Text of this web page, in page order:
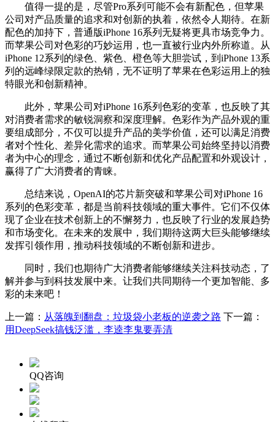
值得一提的是，尽管Pro系列可能不会有新配色，但苹果
公司对产品质量的追求和对创新的执着，依然令人期待。在新
配色的加持下，普通版iPhone 16系列无疑将更具市场竞争力。
而苹果公司对色彩的巧妙运用，也一直被行业内外所称道。从
iPhone 12系列的绿色、紫色、橙色等大胆尝试，到iPhone 13系
列的远峰绿限定款的热销，无不证明了苹果在色彩运用上的独
特眼光和创新精神。
此外，苹果公司对iPhone 16系列色彩的变革，也反映了其
对消费者需求的敏锐洞察和深度理解。色彩作为产品外观的重
要组成部分，不仅可以提升产品的美学价值，还可以满足消费
者对个性化、差异化需求的追求。而苹果公司始终坚持以消费
者为中心的理念，通过不断创新和优化产品配置和外观设计，
赢得了广大消费者的青睐。
总结来说，OpenAI的芯片新突破和苹果公司对iPhone 16
系列的色彩变革，都是当前科技领域的重大事件。它们不仅体
现了企业在技术创新上的不懈努力，也反映了行业的发展趋势
和市场变化。在未来的发展中，我们期待这两大巨头能够继续
发挥引领作用，推动科技领域的不断创新和进步。
同时，我们也期待广大消费者能够继续关注科技动态，了
解并参与到科技发展中来。让我们共同期待一个更加智能、多
彩的未来吧！
上一篇： 从落魄到翻盘：垃圾袋小老板的逆袭之路 下一篇：
用DeepSeek搞钱泛滥，李逵李鬼要弄清
QQ咨询